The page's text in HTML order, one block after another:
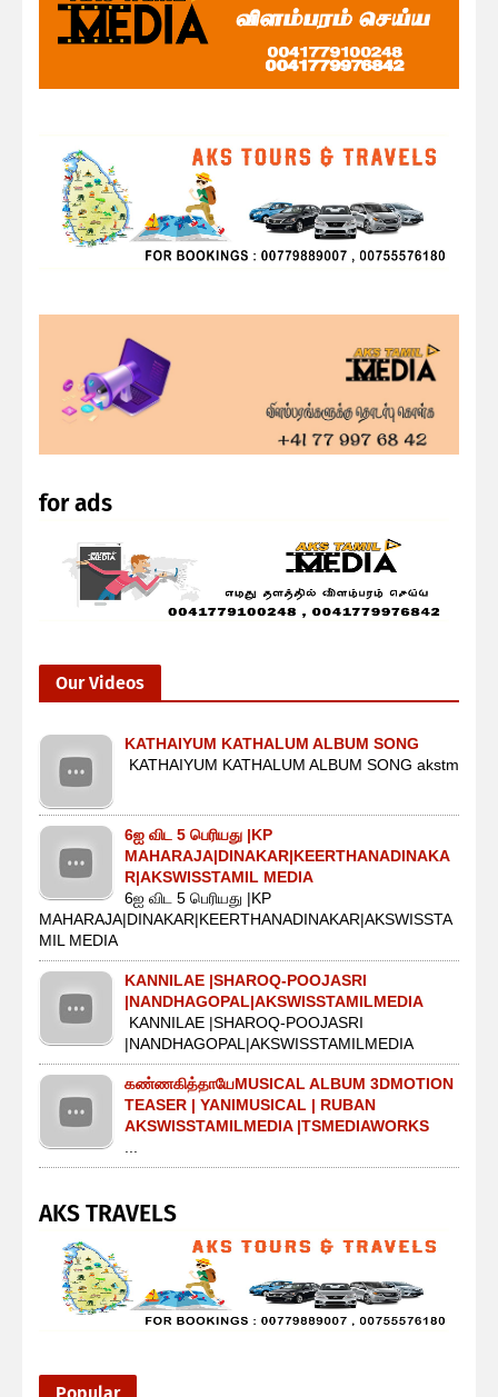
for ads
Our Videos
KATHAIYUM KATHALUM ALBUM SONG
KATHAIYUM KATHALUM ALBUM SONG akstm
6ஐ விட 5 பெரியது |KP
MAHARAJA|DINAKAR|KEERTHANADINAKA
R|AKSWISSTAMIL MEDIA
6ஐ விட 5 பெரியது |KP
MAHARAJA|DINAKAR|KEERTHANADINAKAR|AKSWISSTA
MIL MEDIA
KANNILAE |SHAROQ-POOJASRI
|NANDHAGOPAL|AKSWISSTAMILMEDIA
KANNILAE |SHAROQ-POOJASRI
|NANDHAGOPAL|AKSWISSTAMILMEDIA
கண்ணகித்தாயேMUSICAL ALBUM 3DMOTION
TEASER | YANIMUSICAL | RUBAN
AKSWISSTAMILMEDIA |TSMEDIAWORKS
...
AKS TRAVELS